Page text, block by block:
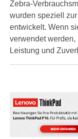
Zebra-
wurden speziell
entwickelt. Wenn
verwendet
Leistung und